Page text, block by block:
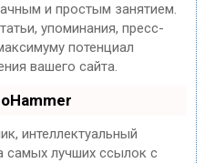
и простым занятием.
упоминания, пресс-
потенциал
вашего сайта.
интеллектуальный
самых лучших ссылок с